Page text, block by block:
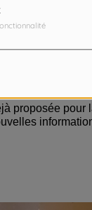
site. Cette
ou entre
proposée pour